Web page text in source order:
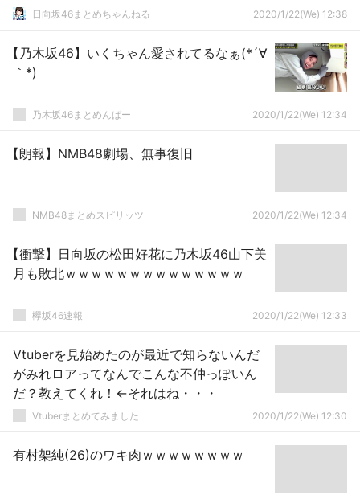
村美玖ペアも登場！
日向坂46まとめちゃんねる 2020/1/22(We) 12:38
【乃木坂46】いくちゃん愛されてるなぁ(*´∀
｀*)
乃木坂46まとめんばー 2020/1/22(We) 12:34
【朗報】NMB48劇場、無事復旧
NMB48まとめスピリッツ 2020/1/22(We) 12:34
【衝撃】日向坂の松田好花に乃木坂46山下美
月も敗北ｗｗｗｗｗｗｗｗｗｗｗｗｗｗ
欅坂46速報 2020/1/22(We) 12:33
Vtuberを見始めたのが最近で知らないんだ
がみれロアってなんでこんな不仲っぽいん
だ？教えてくれ！←それはね・・・
Vtuberまとめてみました 2020/1/22(We) 12:30
有村架純(26)のワキ肉ｗｗｗｗｗｗｗｗ